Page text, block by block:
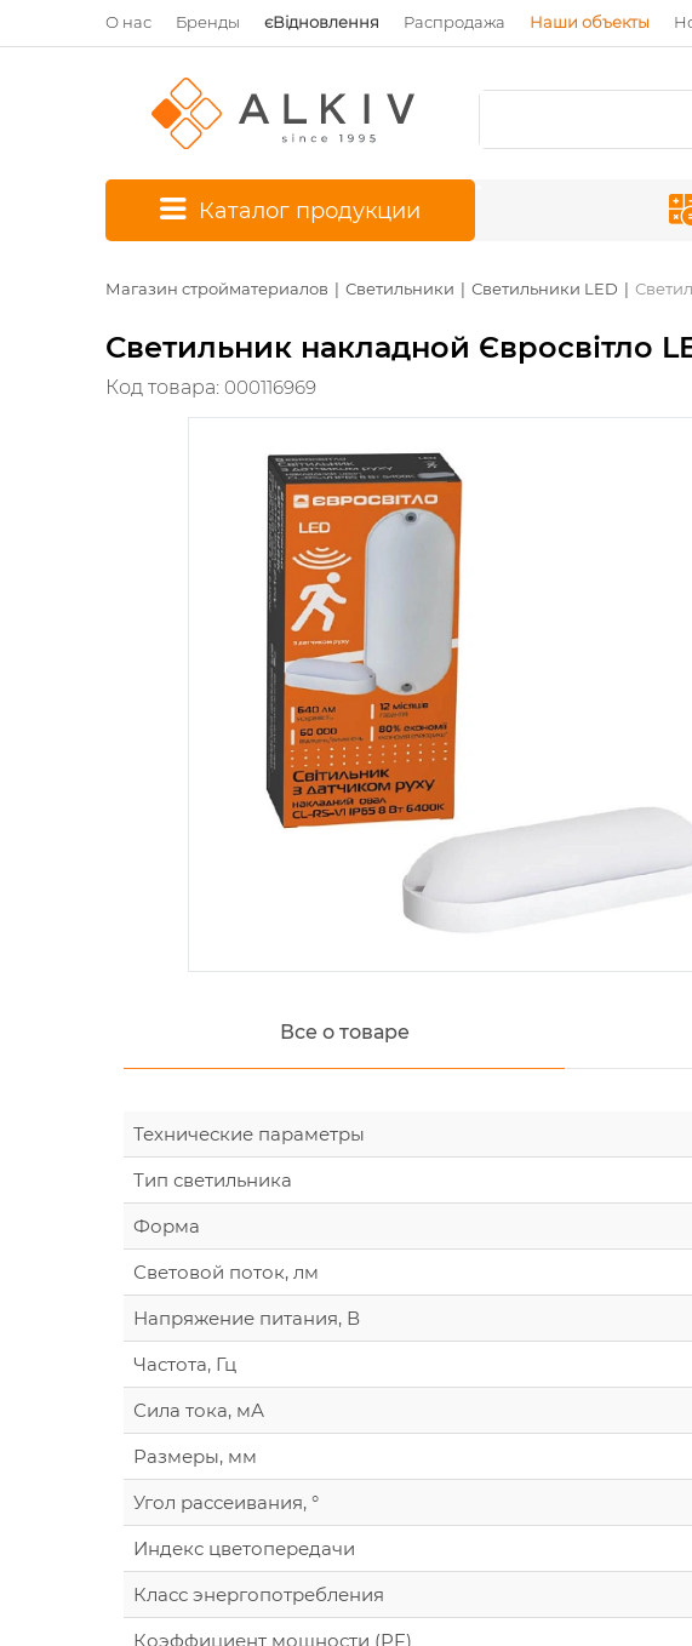
О нас Бренды єВідновлення Распродажа Наши объекты
Каталог продукции
Магазин стройматериалов Светильники Светильники LED
Светильник накладной Євросвітло
Код товара: 000116969
Все о товаре
Технические параметры
Тип светильника
Форма
Световой поток, лм
Напряжение питания, В
Частота, Гц
Сила тока, мА
Размеры, мм
Угол рассеивания, °
Индекс цветопередачи
Класс энергопотребления
Коэффициент мощности (PF)